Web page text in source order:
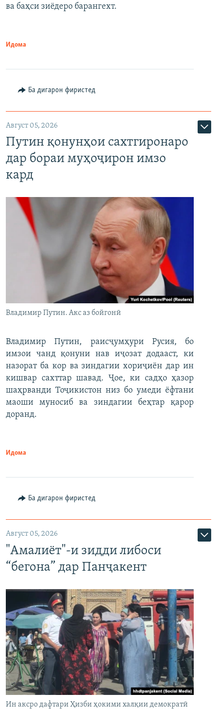
ва баҳси зиёдеро барангехт.
Идома
Ба дигарон фиристед
Август 05, 2026
Путин қонунҳои сахтгиронаро
дар бораи муҳоҷирон имзо
кард
Владимир Путин. Акс аз бойгонӣ
Владимир Путин, раисҷумҳури Русия, бо
имзои чанд қонуни нав иҷозат додааст, ки
назорат ба кор ва зиндагии хориҷиён дар ин
кишвар сахттар шавад. Ҷое, ки садҳо ҳазор
шаҳрванди Тоҷикистон низ бо умеди ёфтани
маоши муносиб ва зиндагии беҳтар қарор
доранд.
Идома
Ба дигарон фиристед
Август 05, 2026
"Амалиёт"-и зидди либоси
“бегона” дар Панҷакент
Ин аксро дафтари Ҳизби ҳокими халқии демократӣ